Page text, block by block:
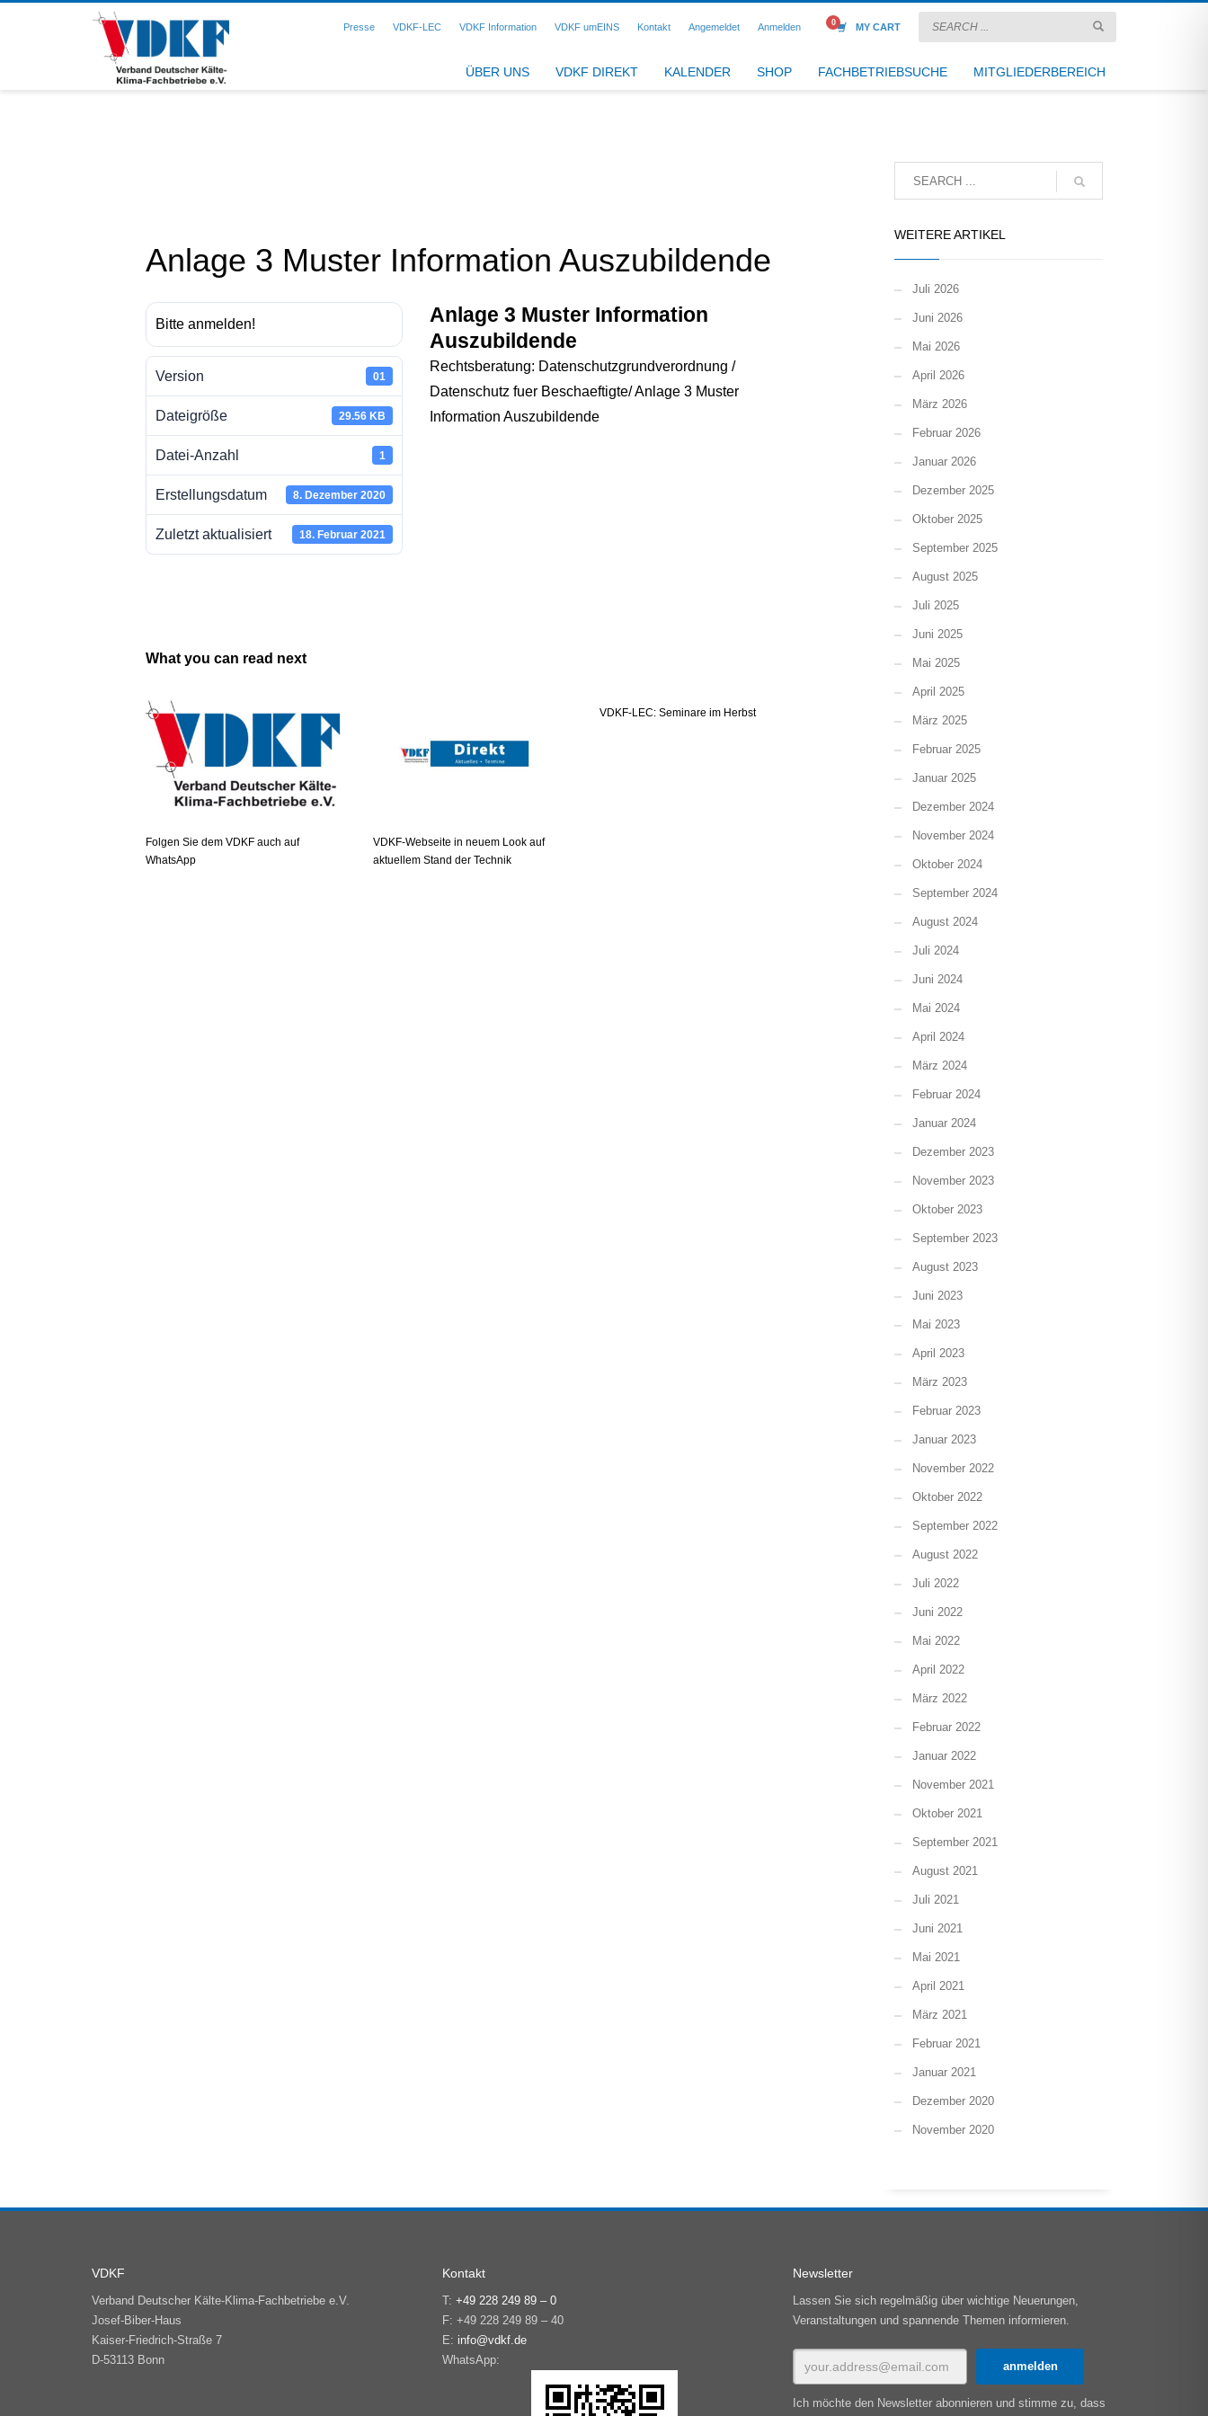
Presse VDKF-LEC VDKF Information VDKF umEINS Kontakt Angemeldet Anmelden MY CART
ÜBER UNS VDKF DIREKT KALENDER SHOP FACHBETRIEBSUCHE MITGLIEDERBEREICH
Anlage 3 Muster Information Auszubildende
Bitte anmelden!
Version 01
Dateigröße 29.56 KB
Datei-Anzahl 1
Erstellungsdatum 8. Dezember 2020
Zuletzt aktualisiert 18. Februar 2021
Anlage 3 Muster Information
Auszubildende
Rechtsberatung: Datenschutzgrundverordnung /
Datenschutz fuer Beschaeftigte/ Anlage 3 Muster
Information Auszubildende
What you can read next
Folgen Sie dem VDKF auch auf
WhatsApp
VDKF-Webseite in neuem Look auf
aktuellem Stand der Technik
VDKF-LEC: Seminare im Herbst
WEITERE ARTIKEL
Juli 2026
Juni 2026
Mai 2026
April 2026
März 2026
Februar 2026
Januar 2026
Dezember 2025
Oktober 2025
September 2025
August 2025
Juli 2025
Juni 2025
Mai 2025
April 2025
März 2025
Februar 2025
Januar 2025
Dezember 2024
November 2024
Oktober 2024
September 2024
August 2024
Juli 2024
Juni 2024
Mai 2024
April 2024
März 2024
Februar 2024
Januar 2024
Dezember 2023
November 2023
Oktober 2023
September 2023
August 2023
Juni 2023
Mai 2023
April 2023
März 2023
Februar 2023
Januar 2023
November 2022
Oktober 2022
September 2022
August 2022
Juli 2022
Juni 2022
Mai 2022
April 2022
März 2022
Februar 2022
Januar 2022
November 2021
Oktober 2021
September 2021
August 2021
Juli 2021
Juni 2021
Mai 2021
April 2021
März 2021
Februar 2021
Januar 2021
Dezember 2020
November 2020
VDKF
Verband Deutscher Kälte-Klima-Fachbetriebe e.V.
Josef-Biber-Haus
Kaiser-Friedrich-Straße 7
D-53113 Bonn
Kontakt
T: +49 228 249 89 – 0
F: +49 228 249 89 – 40
E: info@vdkf.de
WhatsApp:
Newsletter
Lassen Sie sich regelmäßig über wichtige Neuerungen,
Veranstaltungen und spannende Themen informieren.
Ich möchte den Newsletter abonnieren und stimme zu, dass